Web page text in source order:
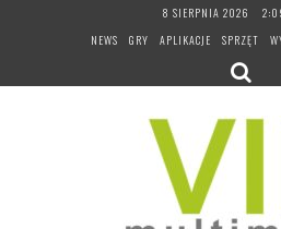
8 SIERPNIA 2026
NEWS
GRY APLIKACJE SPRZĘT